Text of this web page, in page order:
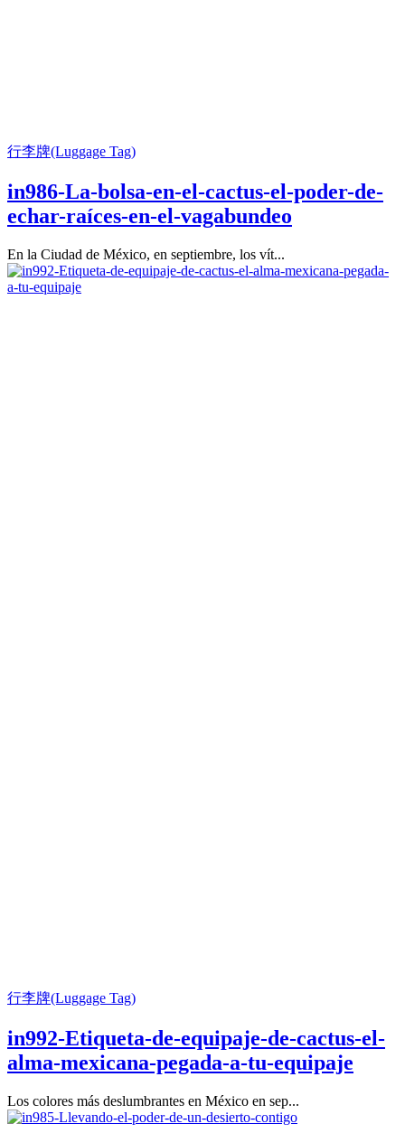
行李牌(Luggage Tag)
in986-La-bolsa-en-el-cactus-el-poder-de-
echar-raíces-en-el-vagabundeo
En la Ciudad de México, en septiembre, los vít...
行李牌(Luggage Tag)
in992-Etiqueta-de-equipaje-de-cactus-el-
alma-mexicana-pegada-a-tu-equipaje
Los colores más deslumbrantes en México en sep...